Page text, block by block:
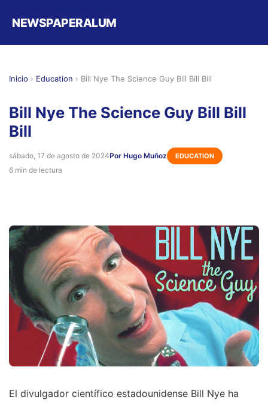
NEWSPAPERALUM
Inicio › Education › Bill Nye The Science Guy Bill Bill Bill
Bill Nye The Science Guy Bill Bill
Bill
sábado, 17 de agosto de 2024Por Hugo Muñoz EDUCATION
6 min de lectura
El divulgador científico estadounidense Bill Nye ha